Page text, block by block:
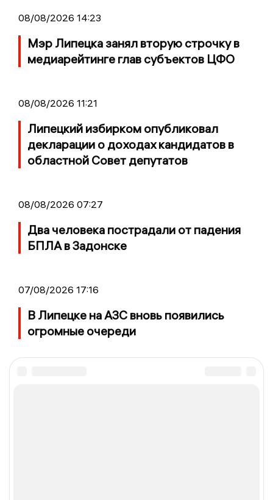
08/08/2026 14:23
Мэр Липецка занял вторую строчку в
медиарейтинге глав субъектов ЦФО
08/08/2026 11:21
Липецкий избирком опубликовал
декларации о доходах кандидатов в
областной Совет депутатов
08/08/2026 07:27
Два человека пострадали от падения
БПЛА в Задонске
07/08/2026 17:16
В Липецке на АЗС вновь появились
огромные очереди